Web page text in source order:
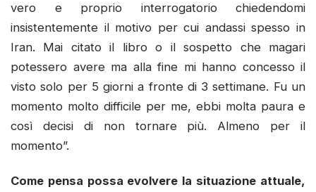
vero e proprio interrogatorio chiedendomi
insistentemente il motivo per cui andassi spesso in
Iran. Mai citato il libro o il sospetto che magari
potessero avere ma alla fine mi hanno concesso il
visto solo per 5 giorni a fronte di 3 settimane. Fu un
momento molto difficile per me, ebbi molta paura e
così decisi di non tornare più. Almeno per il
momento”.
Come pensa possa evolvere la situazione attuale,